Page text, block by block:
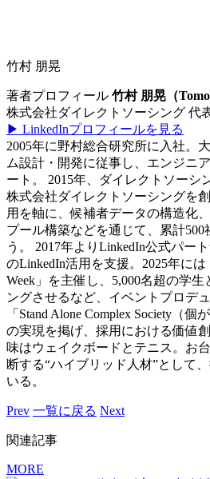
竹村 朋晃
著者プロフィール 竹村 朋晃（
株式会社ダイレクトソーシング 代
▶︎ LinkedInプロフィールを見る
2005年に野村総合研究所に入社。
ム設計・開発に従事し、エンジニ
ート。 2015年、ダイレクトソーシ
株式会社ダイレクトソーシングを
用を軸に、候補者データの構造化
プール構築などを通じて、累計
う。 2017年よりLinkedIn公式パー
のLinkedIn活用を支援。2025年には
Week」を主催し、5,000名超の学
ングさせるなど、イベントプロデ
「Stand Alone Complex Society（個
の実現を掲げ、採用における価値
味はウェイクボードとテニス。お
断する“ハイブリッド人材”として
いる。
Prev 一覧に戻る Next
関連記事
MORE